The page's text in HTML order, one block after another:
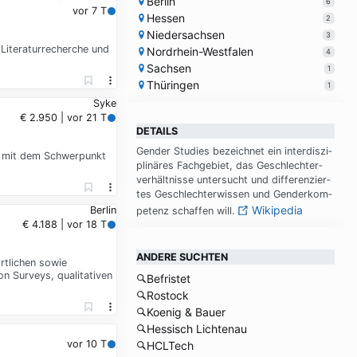
vor 7 T
und
Syke
€ 2.950 | vor 21 T
dem Schwerpunkt
Berlin
€ 4.188 | vor 18 T
sowie
Surveys, qualitativen
vor 10 T
Hessen 2
Niedersachsen 3
Nordrhein-Westfalen 4
Sachsen 1
Thüringen 1
DETAILS
Gen­der Stu­dies be­zeich­net ein in­ter­dis­zi­
pli­näres Fach­ge­biet, das Ge­schlech­ter­
ver­hält­nis­se un­ter­sucht und dif­fe­ren­zier­
tes Ge­schlech­ter­wis­sen und Gen­der­kom­
pe­tenz schaf­fen will.
Wikipedia
ANDERE SUCHTEN
Befristet
Rostock
Koenig & Bauer
Hessisch Lichtenau
HCLTech